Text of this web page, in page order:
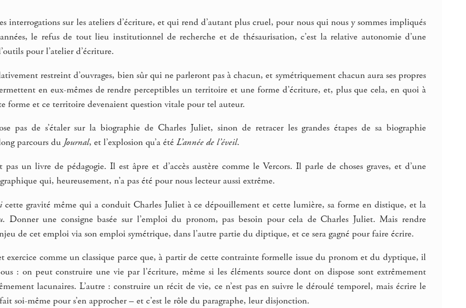
interrogations sur les ateliers d’écriture, et qui rend d’autant plus cruel, pour nous qui nous y sommes impliqués
le refus de tout lieu institutionnel de recherche et de thésaurisation, c’est la relative autonomie d’une
pour l’atelier d’écriture.
restreint d’ouvrages, bien sûr qui ne parleront pas à chacun, et symétriquement chacun aura ses propres
en eux-mêmes de rendre perceptibles un territoire et une forme d’écriture, et, plus que cela, en quoi à
forme et ce territoire devenaient question vitale pour tel auteur.
pas de s’étaler sur la biographie de Charles Juliet, sinon de retracer les grandes étapes de sa biographie
parcours du Journal, et l’explosion qu’a été L’année de l’éveil.
pas un livre de pédagogie. Il est âpre et d’accès austère comme le Vercors. Il parle de choses graves, et d’une
qui, heureusement, n’a pas été pour nous lecteur aussi extrême.
cette gravité même qui a conduit Charles Juliet à ce dépouillement et cette lumière, sa forme en distique, et la
. Donner une consigne basée sur l’emploi du pronom, pas besoin pour cela de Charles Juliet. Mais rendre
de cet emploi via son emploi symétrique, dans l’autre partie du diptique, et ce sera gagné pour faire écrire.
exercice comme un classique parce que, à partir de cette contrainte formelle issue du pronom et du dyptique, il
: on peut construire une vie par l’écriture, même si les éléments source dont on dispose sont extrêmement
lacunaires. L’autre : construire un récit de vie, ce n’est pas en suivre le déroulé temporel, mais écrire le
soi-même pour s’en approcher – et c’est le rôle du paragraphe, leur disjonction.